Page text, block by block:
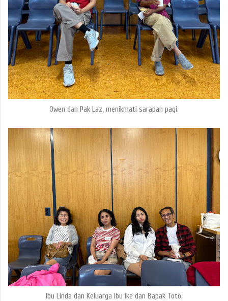
Owen dan Pak Laz, menikmati sarapan pagi.
Ibu Linda dan Keluarga Ibu Ike dan Bapak Toto.